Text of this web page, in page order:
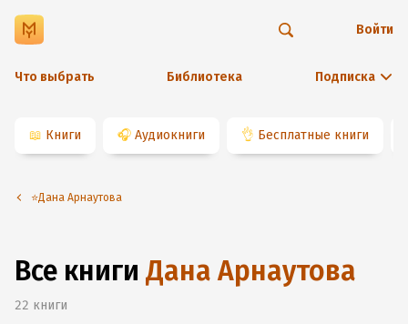
Что выбрать Библиотека Подписка
Войти
📖 Книги 🎧 Аудиокниги 👌 Бесплатные книги
⭐️Дана Арнаутова
Все книги Дана Арнаутова
22 книги